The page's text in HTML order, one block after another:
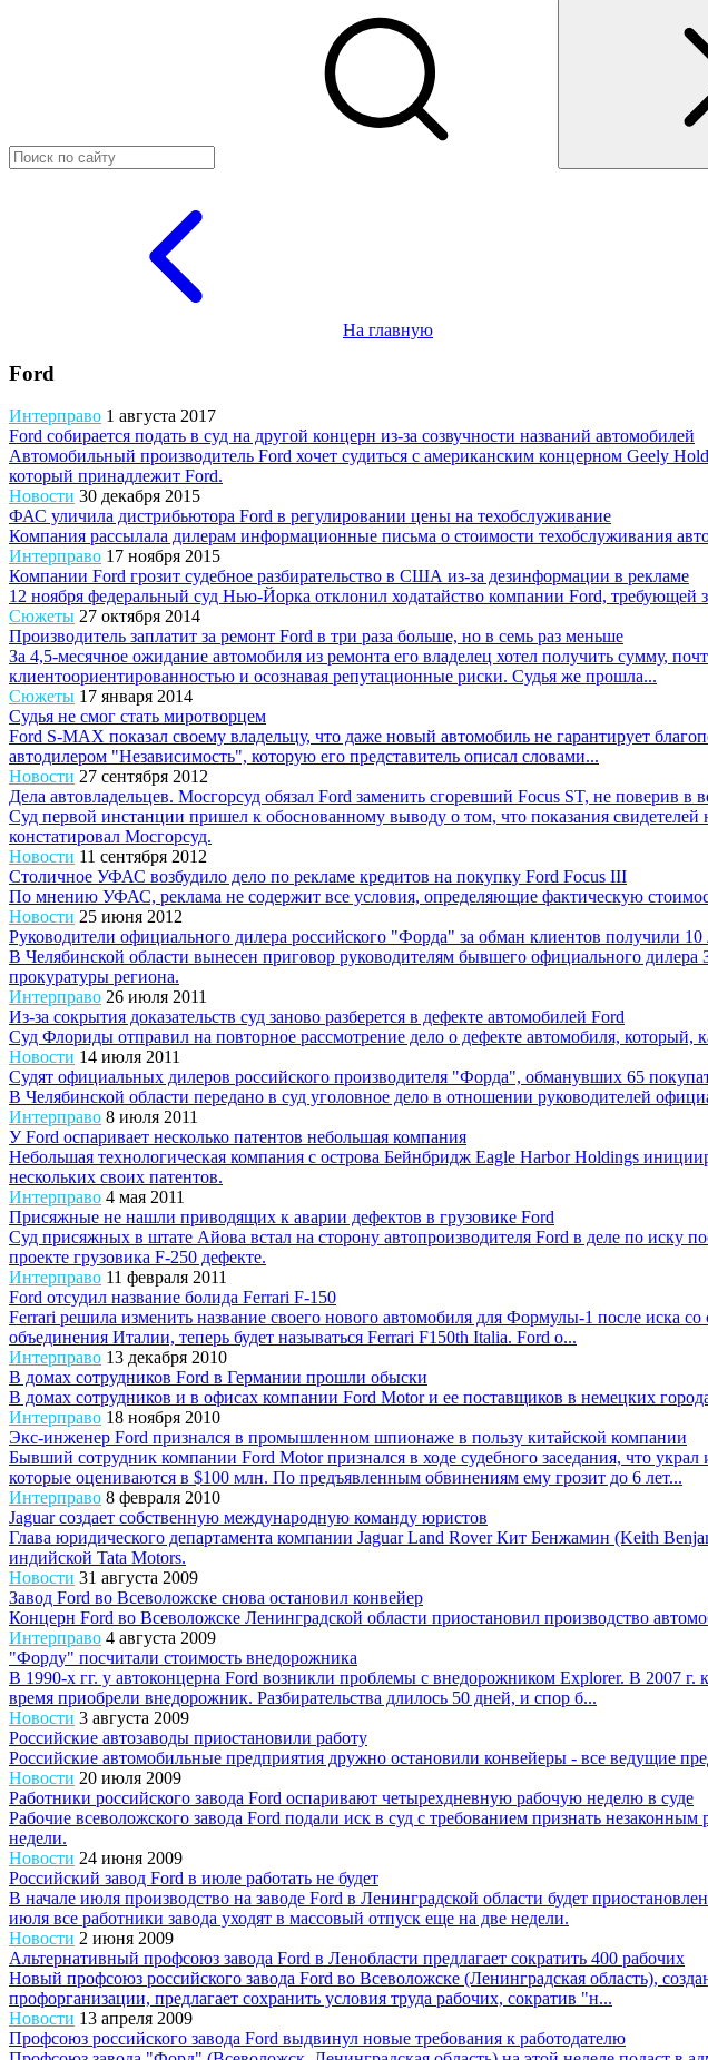
На главную
Ford
Интерправо 1 августа 2017
Ford собирается подать в суд на другой концерн из-за созвучности названий автомобилей
Автомобильный производитель Ford хочет судиться с американским концерном Geely
который принадлежит Ford.
Новости 30 декабря 2015
ФАС уличила дистрибьютора Ford в регулировании цены на техобслуживание
Компания рассылала дилерам информационные письма о стоимости техобслуживания
Интерправо 17 ноября 2015
Компании Ford грозит судебное разбирательство в США из-за дезинформации в рекламе
12 ноября федеральный суд Нью-Йорка отклонил ходатайство компании Ford, требующей
Сюжеты 27 октября 2014
Производитель заплатит за ремонт Ford в три раза больше, но в семь раз меньше
За 4,5-месячное ожидание автомобиля из ремонта его владелец хотел получить сумму,
клиентоориентированностью и осознавая репутационные риски. Судья же прошла...
Сюжеты 17 января 2014
Судья не смог стать миротворцем
Ford S-MAX показал своему владельцу, что даже новый автомобиль не гарантирует
автодилером "Независимость", которую его представитель описал словами...
Новости 27 сентября 2012
Дела автовладельцев. Мосгорсуд обязал Ford заменить сгоревший Focus ST, не поверив в
Суд первой инстанции пришел к обоснованному выводу о том, что показания
констатировал Мосгорсуд.
Новости 11 сентября 2012
Столичное УФАС возбудило дело по рекламе кредитов на покупку Fоrd Focus III
По мнению УФАС, реклама не содержит все условия, определяющие фактическую
Новости 25 июня 2012
Руководители официального дилера российского "Форда" за обман клиентов получили 10
В Челябинской области вынесен приговор руководителям бывшего официального
прокуратуры региона.
Интерправо 26 июля 2011
Из-за сокрытия доказательств суд заново разберется в дефекте автомобилей Ford
Суд Флориды отправил на повторное рассмотрение дело о дефекте автомобиля,
Новости 14 июля 2011
Судят официальных дилеров российского производителя "Форда", обманувших 65
В Челябинской области передано в суд уголовное дело в отношении руководителей
Интерправо 8 июля 2011
У Ford оспаривает несколько патентов небольшая компания
Небольшая технологическая компания с острова Бейнбридж Eagle Harbor Holdings
нескольких своих патентов.
Интерправо 4 мая 2011
Присяжные не нашли приводящих к аварии дефектов в грузовике Ford
Суд присяжных в штате Айова встал на сторону автопроизводителя Ford в деле по иску
проекте грузовика F-250 дефекте.
Интерправо 11 февраля 2011
Ford отсудил название болида Ferrari F-150
Ferrari решила изменить название своего нового автомобиля для Формулы-1 после
объединения Италии, теперь будет называться Ferrari F150th Italia. Ford о...
Интерправо 13 декабря 2010
В домах сотрудников Ford в Германии прошли обыски
В домах сотрудников и в офисах компании Ford Motor и ее поставщиков в немецких
Интерправо 18 ноября 2010
Экс-инженер Ford признался в промышленном шпионаже в пользу китайской компании
Бывший сотрудник компании Ford Motor признался в ходе судебного заседания, что
которые оцениваются в $100 млн. По предъявленным обвинениям ему грозит до 6 лет...
Интерправо 8 февраля 2010
Jaguar создает собственную международную команду юристов
Глава юридического департамента компании Jaguar Land Rover Кит Бенжамин (Keith
индийской Tata Motors.
Новости 31 августа 2009
Завод Ford во Всеволожске снова остановил конвейер
Концерн Ford во Всеволожске Ленинградской области приостановил производство
Интерправо 4 августа 2009
"Форду" посчитали стоимость внедорожника
В 1990-х гг. у автоконцерна Ford возникли проблемы с внедорожником Explorer. В 2007
время приобрели внедорожник. Разбирательства длилось 50 дней, и спор б...
Новости 3 августа 2009
Российские автозаводы приостановили работу
Российские автомобильные предприятия дружно остановили конвейеры - все ведущие
Новости 20 июля 2009
Работники российского завода Ford оспаривают четырехдневную рабочую неделю в суде
Рабочие всеволожского завода Ford подали иск в суд с требованием признать
недели.
Новости 24 июня 2009
Российский завод Ford в июле работать не будет
В начале июля производство на заводе Ford в Ленинградской области будет
июля все работники завода уходят в массовый отпуск еще на две недели.
Новости 2 июня 2009
Альтернативный профсоюз завода Ford в Ленобласти предлагает сократить 400 рабочих
Новый профсоюз российского завода Ford во Всеволожске (Ленинградская область),
профорганизации, предлагает сохранить условия труда рабочих, сократив "н...
Новости 13 апреля 2009
Профсоюз российского завода Ford выдвинул новые требования к работодателю